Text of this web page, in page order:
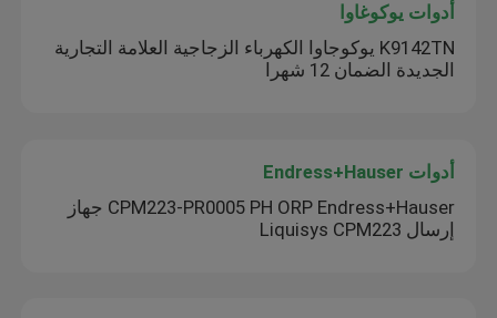
أدوات يوكوغاوا
K9142TN يوكوجاوا الكهرباء الزجاجية العلامة التجارية
الجديدة الضمان 12 شهرا
أدوات Endress+Hauser
CPM223-PR0005 PH ORP Endress+Hauser جهاز
إرسال Liquisys CPM223